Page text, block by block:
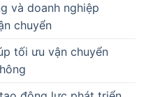
và doanh nghiệp
chuyển
tối ưu vận chuyển